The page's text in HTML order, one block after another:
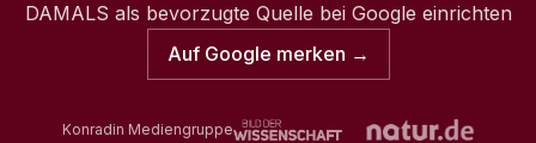
DAMALS als bevorzugte Quelle bei Google einrichten
Auf Google merken →
Konradin Mediengruppe